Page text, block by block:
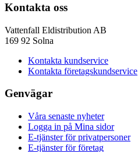
Kontakta oss
Vattenfall Eldistribution AB
169 92 Solna
Kontakta kundservice
Kontakta företagskundservice
Genvägar
Våra senaste nyheter
Logga in på Mina sidor
E-tjänster för privatpersoner
E-tjänster för företag